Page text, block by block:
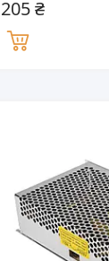
205 ₴